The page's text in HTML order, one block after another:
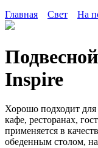
Главная
Свет На
Inspire
Хорошо подходит для
кафе, ресторанах,
применяется в
обеденным столом,